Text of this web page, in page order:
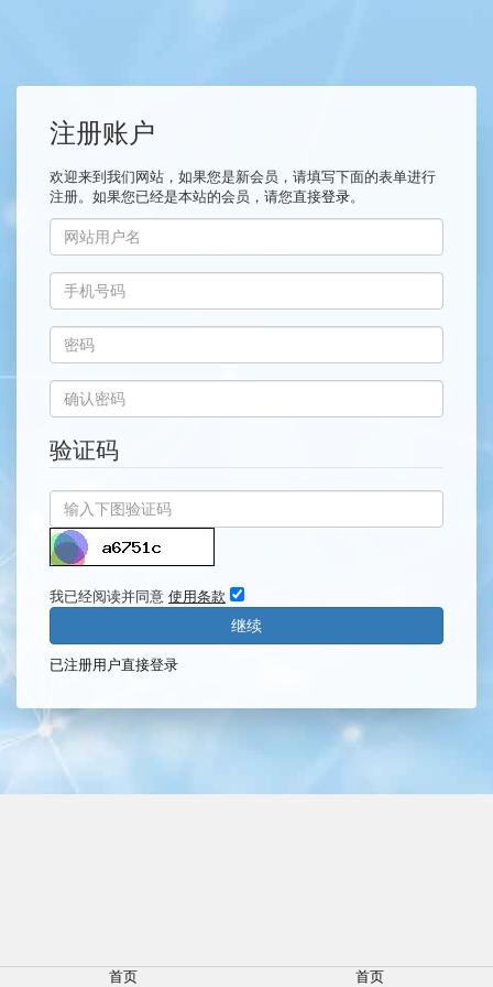
首页 首页
注册账户
欢迎来到我们网站，如果您是新会员，请填写下面的表单进行
注册。如果您已经是本站的会员，请您直接登录。
验证码
我已经阅读并同意 使用条款
已注册用户直接登录